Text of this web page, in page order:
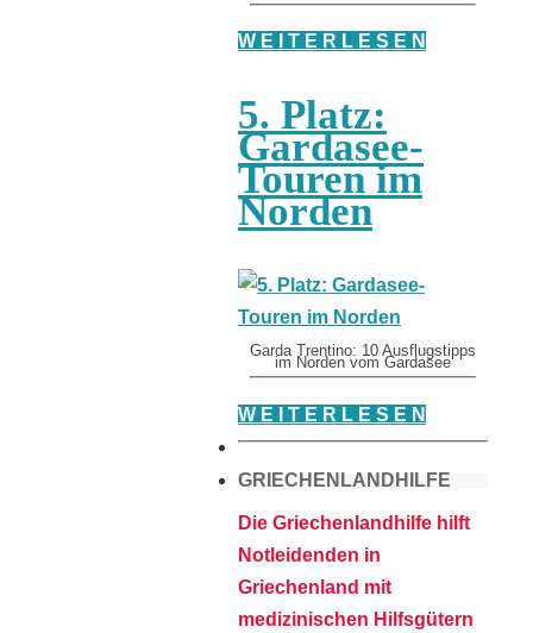
W E I T E R L E S E N
5. Platz:
Gardasee-
Touren im
Norden
Garda Trentino: 10 Ausflugstipps
im Norden vom Gardasee
W E I T E R L E S E N
GRIECHENLANDHILFE
Die Griechenlandhilfe hilft
Notleidenden in
Griechenland mit
medizinischen Hilfsgütern